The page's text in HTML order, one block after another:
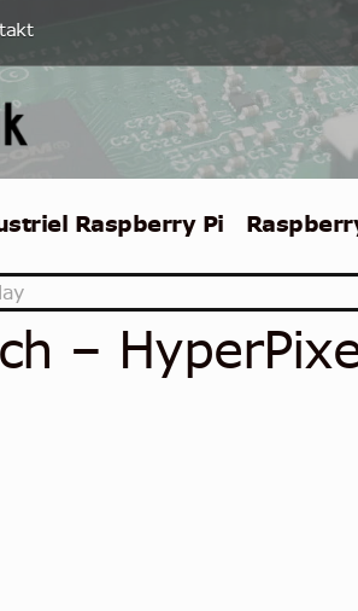
Raspberry Pi
–